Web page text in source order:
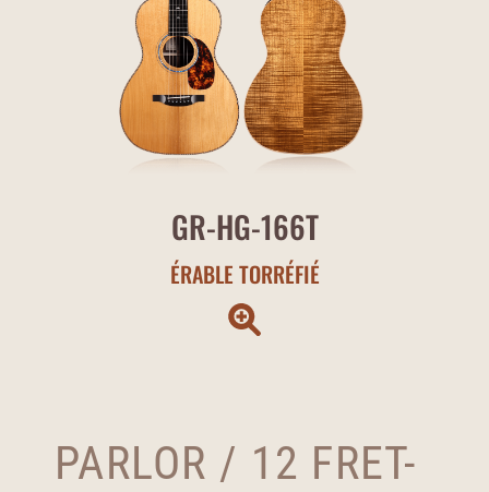
GR-HG-166T
ÉRABLE TORRÉFIÉ
PARLOR / 12 FRET-